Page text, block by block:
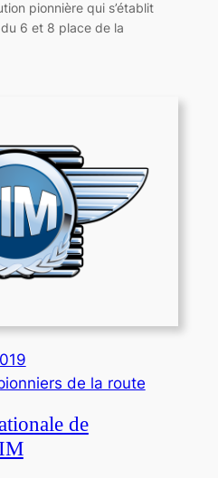
pionnière qui s’établit
6 et 8 place de la
de la route
de